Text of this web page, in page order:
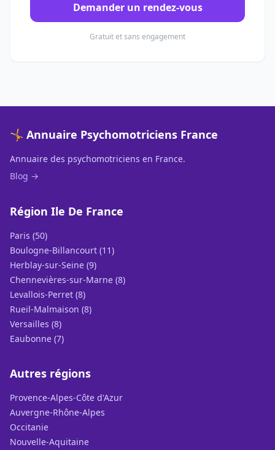
Demander un rendez-vous
Gratuit et sans engagement
🤸 Annuaire Psychomotriciens France
Annuaire des psychomotriciens en France.
Blog →
Région Ile De France
Paris (50)
Boulogne-Billancourt (11)
Herblay-sur-Seine (9)
Chennevières-sur-Marne (8)
Levallois-Perret (8)
Rueil-Malmaison (8)
Versailles (8)
Eaubonne (7)
Autres régions
Provence-Alpes-Côte d'Azur
Auvergne-Rhône-Alpes
Occitanie
Nouvelle-Aquitaine